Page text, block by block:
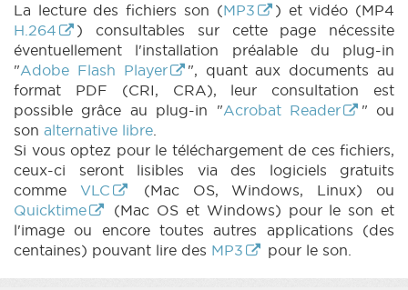
La lecture des fichiers son (MP3
) et vidéo (MP4
H.264
) consultables sur cette page nécessite
éventuellement l'installation préalable du plug-in
"Adobe Flash Player
", quant aux documents au
format PDF (CRI, CRA), leur consultation est
possible grâce au plug-in "Acrobat Reader
" ou
son alternative libre.
Si vous optez pour le téléchargement de ces fichiers,
ceux-ci seront lisibles via des logiciels gratuits
comme VLC
(Mac OS, Windows, Linux) ou
Quicktime
(Mac OS et Windows) pour le son et
l'image ou encore toutes autres applications (des
centaines) pouvant lire des MP3 pour le son.